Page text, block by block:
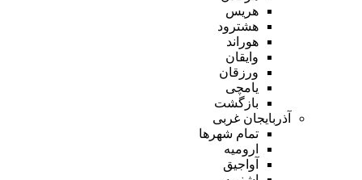
هریس
هشترود
هوراند
وایقان
ورزقان
یامچی
بازگشت
آذربایجان غربی
تمام شهر‌ها
ارومیه
آواجیق